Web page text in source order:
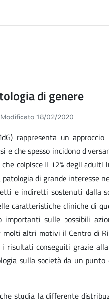
di genere
Modificato 18/02/2020
rappresenta un
e che spesso incidono
colpisce il 12% degli
di grande interesse
e indiretti sostenuti dalla
caratteristiche cliniche di
importanti sulle possibili
molti altri motivi il Centro di
risultati conseguiti grazie
sulla società da un
studia la differente